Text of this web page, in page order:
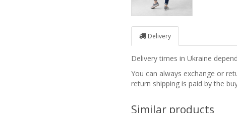
Delivery
Delivery times in Ukraine
You can always exchange or
return shipping is paid by the
Similar products